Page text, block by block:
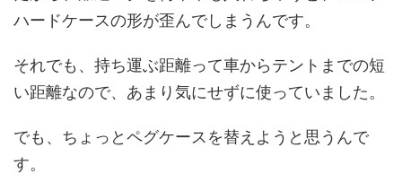
ハードケースの形が歪んでしまうんです。
それでも、持ち運ぶ距離って車からテントまでの短
い距離なので、あまり気にせずに使っていました。
でも、ちょっとペグケースを替えようと思うんで
す。